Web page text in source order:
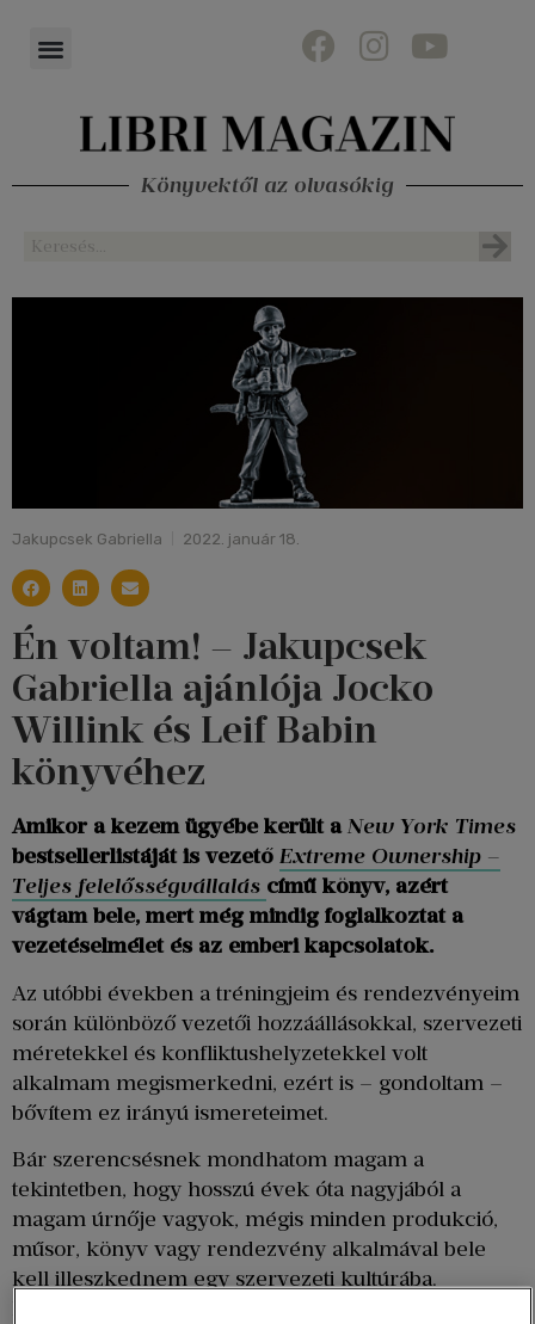
Könyvektől az olvasókig
Jakupcsek Gabriella 2022. január 18.
Én voltam! – Jakupcsek
Gabriella ajánlója Jocko
Willink és Leif Babin
könyvéhez
Amikor a kezem ügyébe került aNew York Times
bestsellerlistáját is vezető Extreme Ownership –
Teljes felelősségvállalás című könyv, azért
vágtam bele, mert még mindig foglalkoztat a
vezetéselmélet és az emberi kapcsolatok.
Az utóbbi években a tréningjeim és rendezvényeim
során különböző vezetői hozzáállásokkal, szervezeti
méretekkel és konfliktushelyzetekkel volt
alkalmam megismerkedni, ezért is – gondoltam –
bővítem ez irányú ismereteimet.
Bár szerencsésnek mondhatom magam a
tekintetben, hogy hosszú évek óta nagyjából a
magam úrnője vagyok, mégis minden produkció,
műsor, könyv vagy rendezvény alkalmával bele
kell illeszkednem egy szervezeti kultúrába.